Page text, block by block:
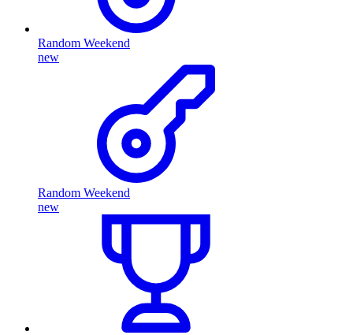
Random Weekend
new
Random Weekend
new